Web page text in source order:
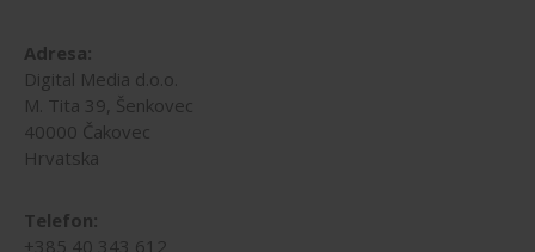
Adresa:
Digital Media d.o.o.
M. Tita 39, Šenkovec
40000 Čakovec
Hrvatska
Telefon:
+385 40 343 612